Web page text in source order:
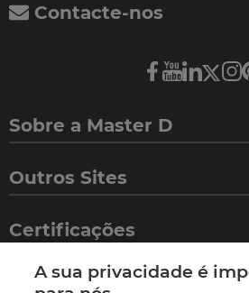
Contacte-nos
Sobre a Master D
Outros Sites
Certificações
A sua privacidade é